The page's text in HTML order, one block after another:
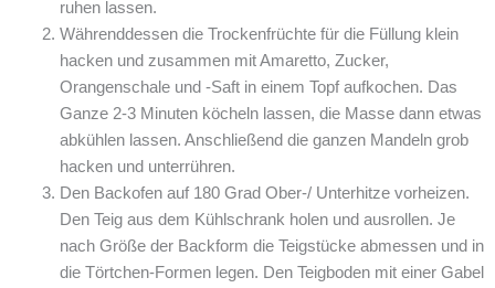
ruhen lassen.
Währenddessen die Trockenfrüchte für die Füllung klein
hacken und zusammen mit Amaretto, Zucker,
Orangenschale und -Saft in einem Topf aufkochen. Das
Ganze 2-3 Minuten köcheln lassen, die Masse dann etwas
abkühlen lassen. Anschließend die ganzen Mandeln grob
hacken und unterrühren.
Den Backofen auf 180 Grad Ober-/ Unterhitze vorheizen.
Den Teig aus dem Kühlschrank holen und ausrollen. Je
nach Größe der Backform die Teigstücke abmessen und in
die Törtchen-Formen legen. Den Teigboden mit einer Gabel